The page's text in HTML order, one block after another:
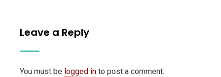
Leave a Reply
You must be logged in to post a comment.